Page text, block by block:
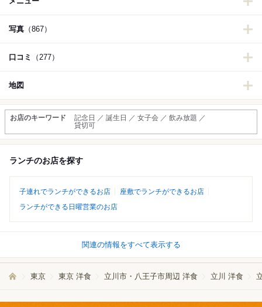
写真 （867）
口コミ （277）
地図
お店のキーワード
記念日 ／ 誕生日 ／ 女子会 ／ 飲み放題 ／
貸切可
ランチのお店を探す
子連れでランチができるお店
座敷でランチができるお店
ランチができる日曜営業のお店
関連の情報をすべて表示する
東京 東京 洋食 立川市・八王子市周辺 洋食 立川 洋食